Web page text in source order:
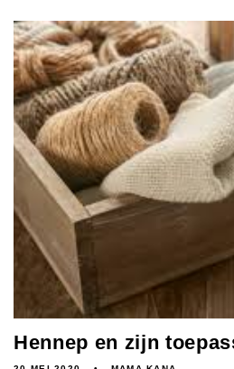
Hennep en zijn